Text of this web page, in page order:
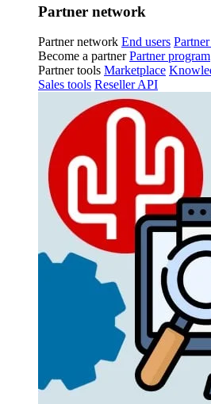
Partner network
Partner network End users
Become a partner Partner program
Partner tools Marketplace
Sales tools Reseller API